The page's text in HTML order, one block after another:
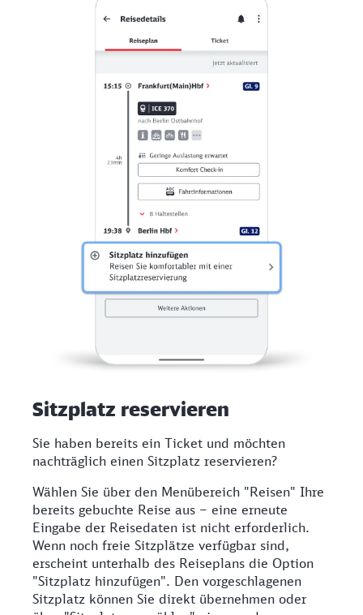
Sitzplatz reservieren
Sie haben bereits ein Ticket und möchten
nachträglich einen Sitzplatz reservieren?
Wählen Sie über den Menübereich "Reisen" Ihre
bereits gebuchte Reise aus – eine erneute
Eingabe der Reisedaten ist nicht erforderlich.
Wenn noch freie Sitzplätze verfügbar sind,
erscheint unterhalb des Reiseplans die Option
"Sitzplatz hinzufügen". Den vorgeschlagenen
Sitzplatz können Sie direkt übernehmen oder